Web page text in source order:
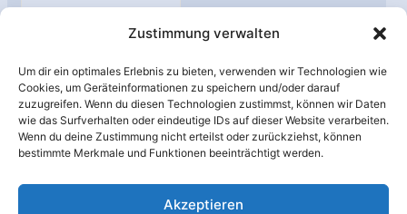
Zustimmung verwalten
Um dir ein optimales Erlebnis zu bieten, verwenden wir Technologien wie
Cookies, um Geräteinformationen zu speichern und/oder darauf
zuzugreifen. Wenn du diesen Technologien zustimmst, können wir Daten
wie das Surfverhalten oder eindeutige IDs auf dieser Website verarbeiten.
Wenn du deine Zustimmung nicht erteilst oder zurückziehst, können
bestimmte Merkmale und Funktionen beeinträchtigt werden.
Akzeptieren
A
h
i
v
Unterstützt von: